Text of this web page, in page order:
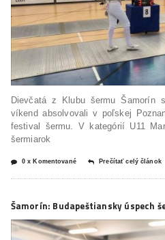
Dievčatá z Klubu šermu Šamorín
víkend absolvovali v poľskej
festival šermu. V kategórií U11
šermiarok
0 x Komentované Prečítať celý článok
Šamorín: Budapeštiansky úspech